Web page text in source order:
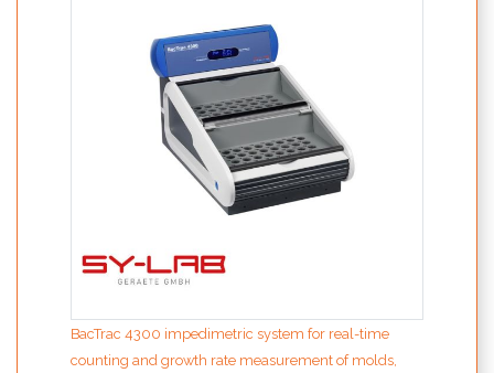
BacTrac 4300 impedimetric system for real-time
counting and growth rate measurement of molds,